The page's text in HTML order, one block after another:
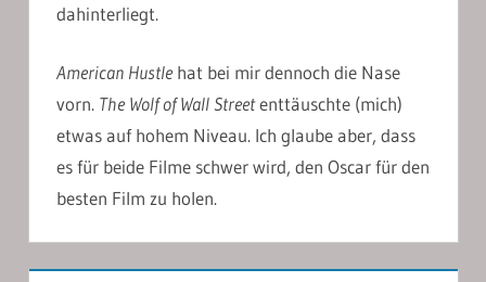
dahinterliegt.
American Hustlehat bei mir dennoch die Nase
vorn. The Wolf of Wall Streetenttäuschte (mich)
etwas auf hohem Niveau. Ich glaube aber, dass
es für beide Filme schwer wird, den Oscar für den
besten Film zu holen.